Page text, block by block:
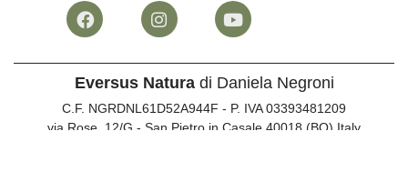
Eversus Naturadi Daniela Negroni
C.F. NGRDNL61D52A944F - P. IVA 03393481209
via Rose, 12/G - San Pietro in Casale 40018 (BO) Italy